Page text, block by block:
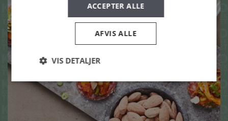
ACCEPTER ALLE
AFVIS ALLE
VIS DETALJER